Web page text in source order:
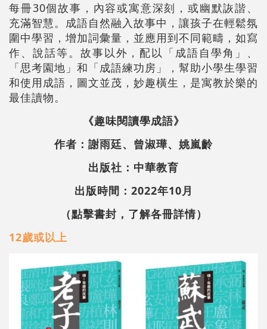
每冊30個故事，內容或寓意深刻，或幽默詼諧、
充滿智慧。成語自然融入故事中，讓孩子在輕鬆氛
圍中學習，增加詞彙量，並應用到不同範疇，如寫
作、說話等。故事以外，配以「成語自學角」、
「思考園地」和「成語練功房」，幫助小學生學習
和使用成語，圖文並茂，妙趣橫生，是寓教於樂的
最佳讀物。
《趣味閱讀學成語》
作者：謝雨廷、曾淑璍、姚嵐齡
出版社：中華教育
出版時間：2022年10月
（點擊書封，了解各冊詳情）
12歲或以上